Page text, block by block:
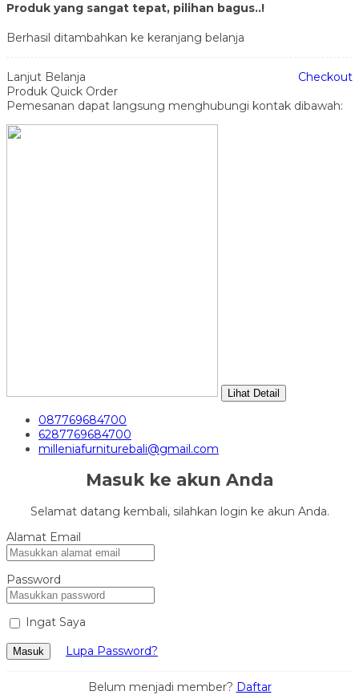
Produk yang sangat tepat, pilihan bagus..!
Berhasil ditambahkan ke keranjang belanja
Lanjut Belanja
Checkout
Produk Quick Order
Pemesanan dapat langsung menghubungi kontak dibawah:
Lihat Detail
087769684700
6287769684700
milleniafurniturebali@gmail.com
Masuk ke akun Anda
Selamat datang kembali, silahkan login ke akun Anda.
Alamat Email
Password
Ingat Saya
Masuk Lupa Password?
Belum menjadi member? Daftar